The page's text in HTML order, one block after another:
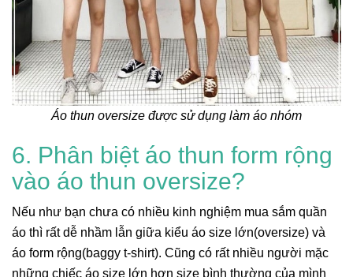
Áo thun oversize được sử dụng làm áo nhóm
6. Phân biệt áo thun form rộng
vào áo thun oversize?
Nếu như bạn chưa có nhiều kinh nghiệm mua sắm quần
áo thì rất dễ nhầm lẫn giữa kiểu áo size lớn(oversize) và
áo form rộng(baggy t-shirt). Cũng có rất nhiều người mặc
những chiếc áo size lớn hơn size bình thường của mình